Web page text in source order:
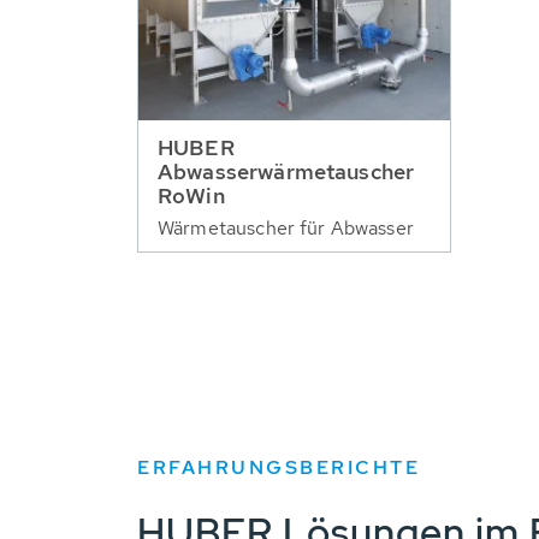
HUBER
Abwasserwärmetauscher
RoWin
Wärmetauscher für Abwasser
ERFAHRUNGSBERICHTE